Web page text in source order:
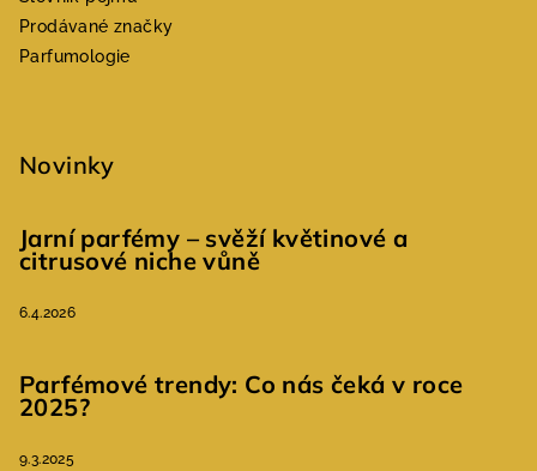
Prodávané značky
Parfumologie
Novinky
Jarní parfémy – svěží květinové a
citrusové niche vůně
6.4.2026
Parfémové trendy: Co nás čeká v roce
2025?
9.3.2025